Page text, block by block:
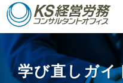
索:
学び直しガ